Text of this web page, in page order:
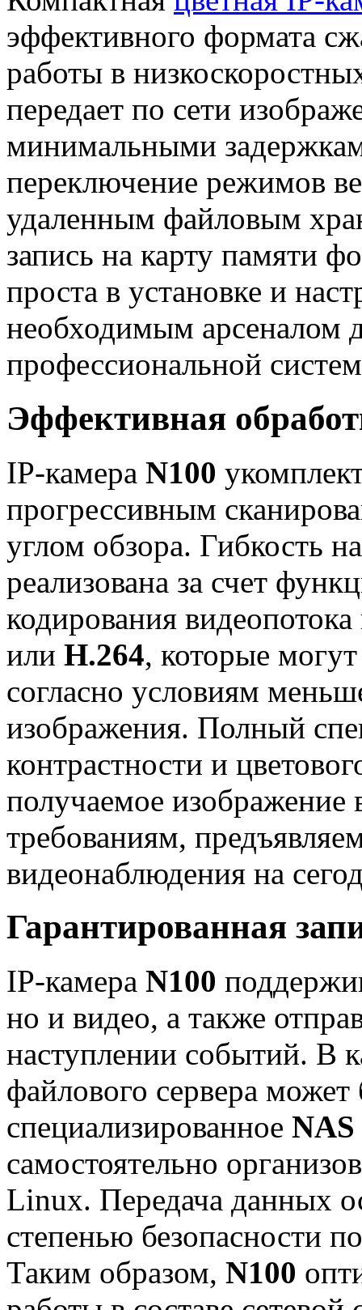
эффективного формата
работы в
передает по сети
минимальными
переключение режимов
удаленным файловым
запись на карту памяти
проста в установке и
необходимым арсеналом
профессиональной
Эффективная
IP-камера N100
прогрессивным
углом обзора. Гибкость
реализована за счет
кодирования
или H.264, которые
согласно условиям
изображения. Полный
контрастности и
получаемое изображение
требованиям,
видеонаблюдения на
Гарантированная
IP-камера N100
но и видео, а также
наступлении событий. В
файлового сервера может
специализированное NAS
самостоятельно
Linux. Передача данных
степенью безопасности
Таким образом, N100